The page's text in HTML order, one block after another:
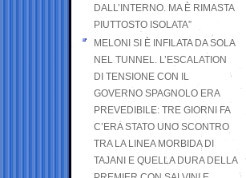
DALL’INTERNO. MA È RIMASTA
PIUTTOSTO ISOLATA”
MELONI SI È INFILATA DA SOLA
NEL TUNNEL. L’ESCALATION
DI TENSIONE CON IL
GOVERNO SPAGNOLO ERA
PREVEDIBILE: TRE GIORNI FA
C’ERA STATO UNO SCONTRO
TRA LA LINEA MORBIDA DI
TAJANI E QUELLA DURA DELLA